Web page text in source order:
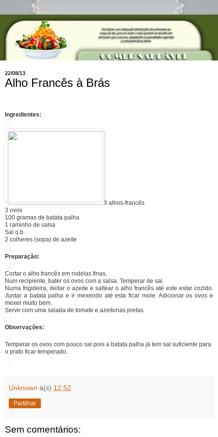
22/08/13
Alho Francês à Brás
Ingredientes:
3 alhos-francês
3 ovos
100 gramas de batata palha
1 raminho de salsa
Sal q.b.
2 colheres (sopa) de azeite
Preparação:
Cortar o alho francês em rodelas finas.
Num recipiente, bater os ovos com a salsa. Temperar de sal.
Numa frigideira, deitar o azeite e saltear o alho francês até este estar cozido.
Juntar a batata palha e ir mexendo até esta ficar mole. Adicionar os ovos e
mexer muito bem.
Servir com uma salada de tomate e azeitonas pretas.
Observações:
Temperar os ovos com pouco sal pois a batata palha já tem sal suficiente para
o prato ficar temperado.
Unknown à(s) 12:52
Partilhar
Sem comentários: